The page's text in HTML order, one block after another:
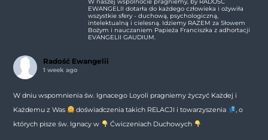
EWANGELII dotarła do każdego człowieka i ożywiła
wszystkie sfery - duchową, psychologiczną,
intelektualną i cielesną. Idziemy RAZEM za Słowem
Bożym i nauczaniem Papieża Franciszka z adhortacji
EVANGELII GAUDIUM.
Radość Ewangelii
1 week ago
W dniu wspomnienia św. Ignacego Loyoli pragniemy życzyć Każdej i
Każdemu z Was
doświadczenia takich RELACJI i towarzyszenia
, o
których pisze św. Ignacy w
Ćwiczeniach Duchowych